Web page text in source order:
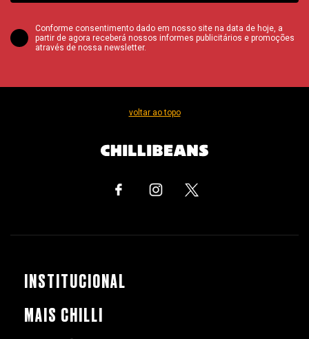
Conforme consentimento dado em nosso site na data de hoje, a
partir de agora receberá nossos informes publicitários e promoções
através de nossa newsletter.
voltar ao topo
INSTITUCIONAL
MAIS CHILLI